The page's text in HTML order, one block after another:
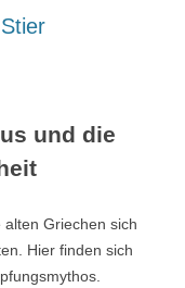
und die
Griechen sich
Hier finden sich